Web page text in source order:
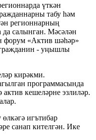
үткән
табу һәм
регионнарның
салынган. Мәсәлән
форум «Актив шәһәр»
- уңышлы
кирәкми.
программасында
кешеләрне эзлиләр.
игътибар
санап кителгән. Ике